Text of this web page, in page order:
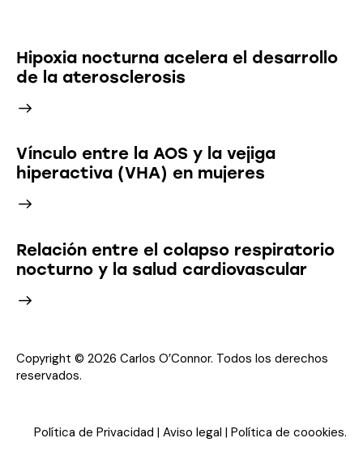
Hipoxia nocturna acelera el desarrollo
de la aterosclerosis
Vínculo entre la AOS y la vejiga
hiperactiva (VHA) en mujeres
Relación entre el colapso respiratorio
nocturno y la salud cardiovascular
Copyright © 2026 Carlos O’Connor. Todos los derechos
reservados.
Política de Privacidad | Aviso legal | Política de coookies.